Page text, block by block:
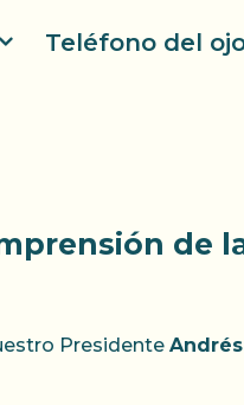
Teléfono del
de
Presidente